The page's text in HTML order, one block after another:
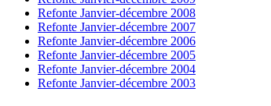
Refonte Janvier-décembre 2008
Refonte Janvier-décembre 2007
Refonte Janvier-décembre 2006
Refonte Janvier-décembre 2005
Refonte Janvier-décembre 2004
Refonte Janvier-décembre 2003